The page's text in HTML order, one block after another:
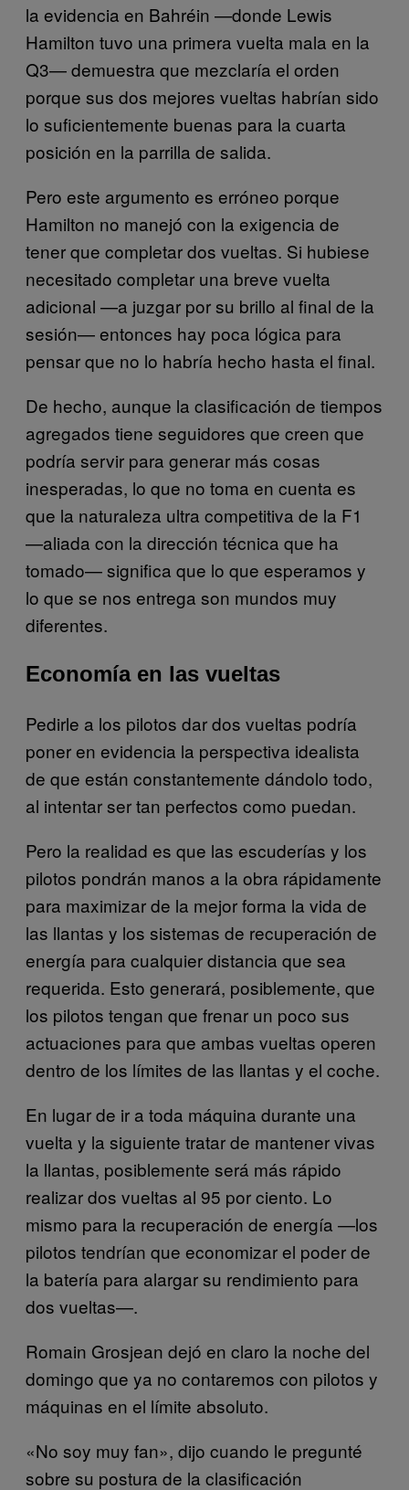
la evidencia en Bahréin —donde Lewis
Hamilton tuvo una primera vuelta mala en la
Q3— demuestra que mezclaría el orden
porque sus dos mejores vueltas habrían sido
lo suficientemente buenas para la cuarta
posición en la parrilla de salida.
Pero este argumento es erróneo porque
Hamilton no manejó con la exigencia de
tener que completar dos vueltas. Si hubiese
necesitado completar una breve vuelta
adicional —a juzgar por su brillo al final de la
sesión— entonces hay poca lógica para
pensar que no lo habría hecho hasta el final.
De hecho, aunque la clasificación de tiempos
agregados tiene seguidores que creen que
podría servir para generar más cosas
inesperadas, lo que no toma en cuenta es
que la naturaleza ultra competitiva de la F1
—aliada con la dirección técnica que ha
tomado— significa que lo que esperamos y
lo que se nos entrega son mundos muy
diferentes.
Economía en las vueltas
Pedirle a los pilotos dar dos vueltas podría
poner en evidencia la perspectiva idealista
de que están constantemente dándolo todo,
al intentar ser tan perfectos como puedan.
Pero la realidad es que las escuderías y los
pilotos pondrán manos a la obra rápidamente
para maximizar de la mejor forma la vida de
las llantas y los sistemas de recuperación de
energía para cualquier distancia que sea
requerida. Esto generará, posiblemente, que
los pilotos tengan que frenar un poco sus
actuaciones para que ambas vueltas operen
dentro de los límites de las llantas y el coche.
En lugar de ir a toda máquina durante una
vuelta y la siguiente tratar de mantener vivas
la llantas, posiblemente será más rápido
realizar dos vueltas al 95 por ciento. Lo
mismo para la recuperación de energía —los
pilotos tendrían que economizar el poder de
la batería para alargar su rendimiento para
dos vueltas—.
Romain Grosjean dejó en claro la noche del
domingo que ya no contaremos con pilotos y
máquinas en el límite absoluto.
«No soy muy fan», dijo cuando le pregunté
sobre su postura de la clasificación